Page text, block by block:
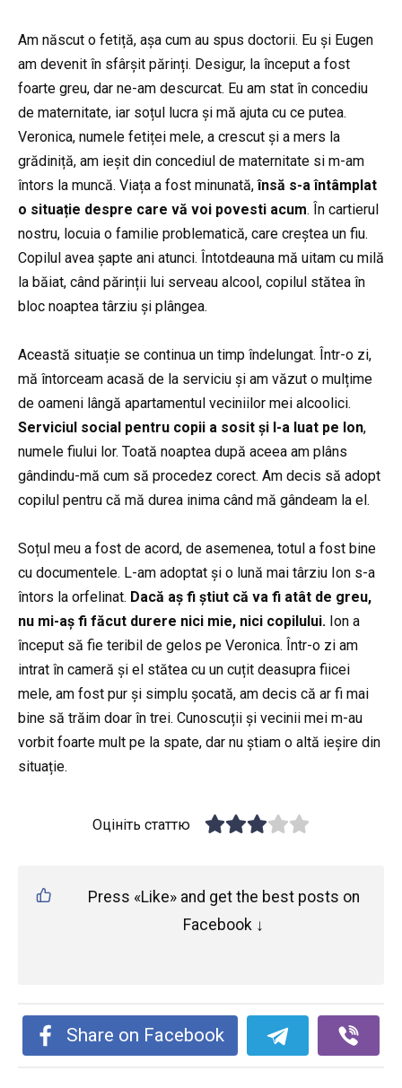
Am născut o fetiță, așa cum au spus doctorii. Eu și Eugen
am devenit în sfârșit părinți. Desigur, la început a fost
foarte greu, dar ne-am descurcat. Eu am stat în concediu
de maternitate, iar soțul lucra și mă ajuta cu ce putea.
Veronica, numele fetiței mele, a crescut și a mers la
grădiniță, am ieșit din concediul de maternitate si m-am
întors la muncă. Viața a fost minunată,însă s-a întâmplat
o situație despre care vă voi povesti acum. În cartierul
nostru, locuia o familie problematică, care creștea un fiu.
Copilul avea șapte ani atunci. Întotdeauna mă uitam cu milă
la băiat, când părinții lui serveau alcool, copilul stătea în
bloc noaptea târziu și plângea.
Această situație se continua un timp îndelungat. Într-o zi,
mă întorceam acasă de la serviciu și am văzut o mulțime
de oameni lângă apartamentul veciniilor mei alcoolici.
Serviciul social pentru copii a sosit și l-a luat pe Ion,
numele fiului lor. Toată noaptea după aceea am plâns
gândindu-mă cum să procedez corect. Am decis să adopt
copilul pentru că mă durea inima când mă gândeam la el.
Soțul meu a fost de acord, de asemenea, totul a fost bine
cu documentele. L-am adoptat și o lună mai târziu Ion s-a
întors la orfelinat. Dacă aș fi știut că va fi atât de greu,
nu mi-aș fi făcut durere nici mie, nici copilului. Ion a
început să fie teribil de gelos pe Veronica. Într-o zi am
intrat în cameră și el stătea cu un cuțit deasupra fiicei
mele, am fost pur și simplu șocată, am decis că ar fi mai
bine să trăim doar în trei. Cunoscuții și vecinii mei m-au
vorbit foarte mult pe la spate, dar nu știam o altă ieșire din
situație.
Оцініть статтю
Press «Like» and get the best posts on
Facebook ↓
Share on Facebook